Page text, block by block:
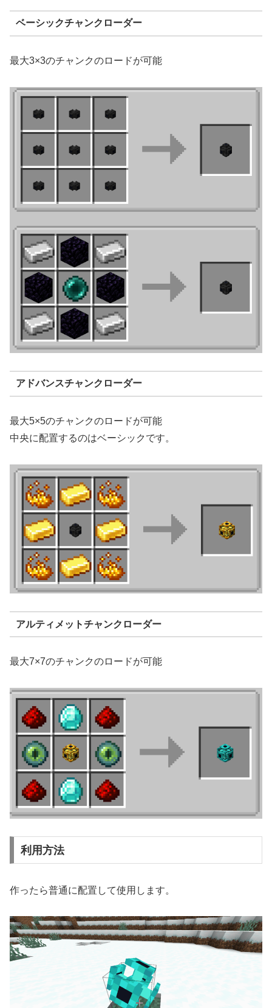
ベーシックチャンクローダー
最大3×3のチャンクのロードが可能
アドバンスチャンクローダー
最大5×5のチャンクのロードが可能
中央に配置するのはベーシックです。
アルティメットチャンクローダー
最大7×7のチャンクのロードが可能
利用方法
作ったら普通に配置して使用します。